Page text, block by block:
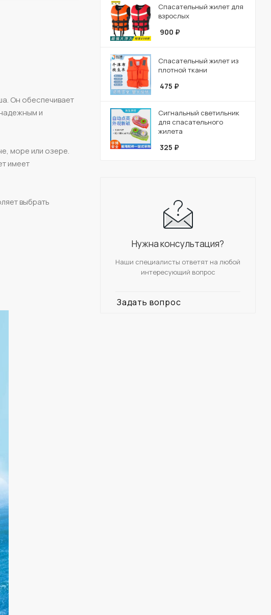
Он обеспечивает
и
море или озере.
имеет
выбрать
Спасательный жилет для
взрослых
900 ₽
Спасательный жилет из
плотной ткани
475 ₽
Сигнальный светильник
для спасательного
жилета
325 ₽
Нужна консультация?
Наши специалисты ответят на любой
интересующий вопрос
Задать вопрос